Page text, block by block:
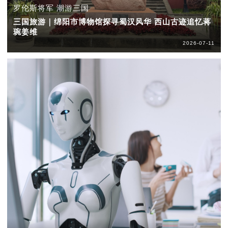
罗伦斯将军 潮游三国
三国旅游｜绵阳市博物馆探寻蜀汉风华 西山古迹追忆蒋
琬姜维
2026-07-11